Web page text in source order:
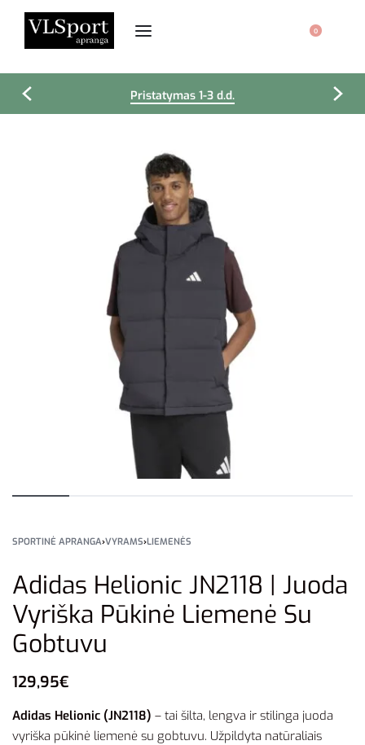
0
Pristatymas 1-3 d.d.
SPORTINĖ APRANGA›VYRAMS›LIEMENĖS
Adidas Helionic JN2118 | Juoda
Vyriška Pūkinė Liemenė Su
Gobtuvu
129,95€
Adidas Helionic (JN2118) – tai šilta, lengva ir stilinga juoda
vyriška pūkinė liemenė su gobtuvu. Užpildyta natūraliais